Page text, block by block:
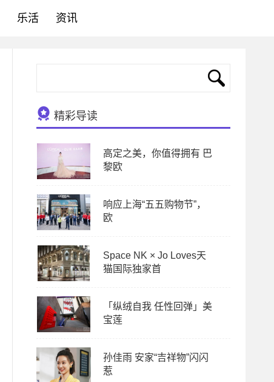
乐活 资讯
精彩导读
高定之美，你值得拥有 巴
黎欧
响应上海“五五购物节”，
欧
Space NK × Jo Loves天
猫国际独家首
「纵绒自我 任性回弹」美
宝莲
孙佳雨 安家“吉祥物”闪闪
惹